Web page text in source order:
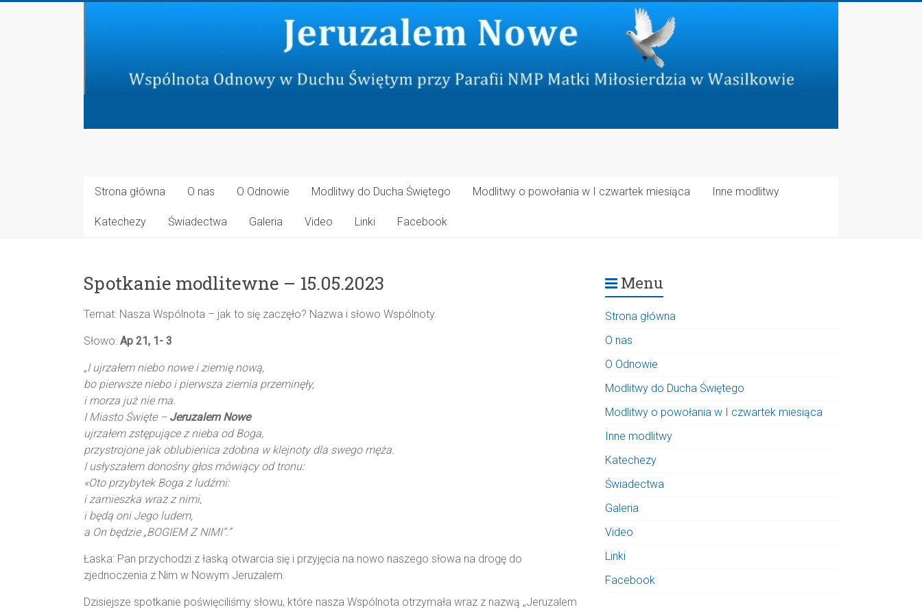
Nowe
Wspólnota
Świętym
Parafii
NMP
Miłosierdzia
w
Wasilkowie
Strona główna O nas O Odnowie Modlitwy do Ducha Świętego Modlitwy o powołania w I czwartek miesiąca Inne modlitwy
Katechezy Świadectwa Galeria Video Linki Facebook
Spotkanie modlitewne – 15.05.2023
Temat: Nasza Wspólnota – jak to się zaczęło? Nazwa i słowo Wspólnoty.
Słowo: Ap 21, 1- 3
„I ujrzałem niebo nowe i ziemię nową,
bo pierwsze niebo i pierwsza ziemia przeminęły,
i morza już nie ma.
I Miasto Święte – Jeruzalem Nowe
ujrzałem zstępujące z nieba od Boga,
przystrojone jak oblubienica zdobna w klejnoty dla swego męża.
I usłyszałem donośny głos mówiący od tronu:
«Oto przybytek Boga z ludźmi:
i zamieszka wraz z nimi,
i będą oni Jego ludem,
a On będzie „BOGIEM Z NIMI”.”
Łaska: Pan przychodzi z łaską otwarcia się i przyjęcia na nowo naszego słowa na drogę do
zjednoczenia z Nim w Nowym Jeruzalem.
Dzisiejsze spotkanie poświęciliśmy słowu, które nasza Wspólnota otrzymała wraz z nazwą „Jeruzalem
Menu
Strona główna
O nas
O Odnowie
Modlitwy do Ducha Świętego
Modlitwy o powołania w I czwartek miesiąca
Inne modlitwy
Katechezy
Świadectwa
Galeria
Video
Linki
Facebook